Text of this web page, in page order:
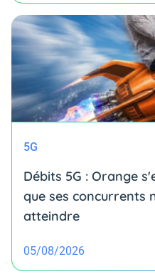
5G
Débits 5G : Orange
que ses concurrents
atteindre
05/08/2026